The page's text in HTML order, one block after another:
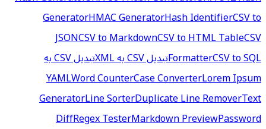
GeneratorHMAC GeneratorHash IdentifierCSV to
JSONCSV to MarkdownCSV to HTML TableCSV
FormatterCSV to SQL تبدیل CSV به XML
تبدیل CSV به
YAMLWord CounterCase ConverterLorem Ipsum
GeneratorLine SorterDuplicate Line RemoverText
DiffRegex TesterMarkdown PreviewPassword